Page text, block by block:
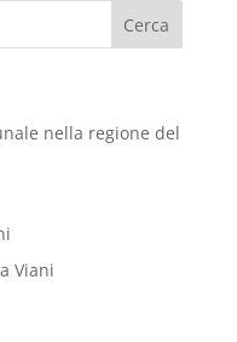
nella regione del
Viani